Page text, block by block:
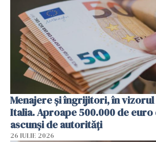
Menajere și îngrijitori, în vizorul
Italia. Aproape 500.000 de
ascunși de autorități
26 IULIE 2026